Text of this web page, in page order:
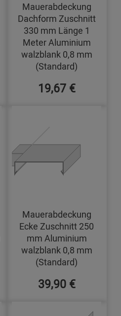
Mauerabdeckung
Dachform Zuschnitt
330 mm Länge 1
Meter Aluminium
walzblank 0,8 mm
(Standard)
19,67 €
Mauerabdeckung
Ecke Zuschnitt 250
mm Aluminium
walzblank 0,8 mm
(Standard)
39,90 €